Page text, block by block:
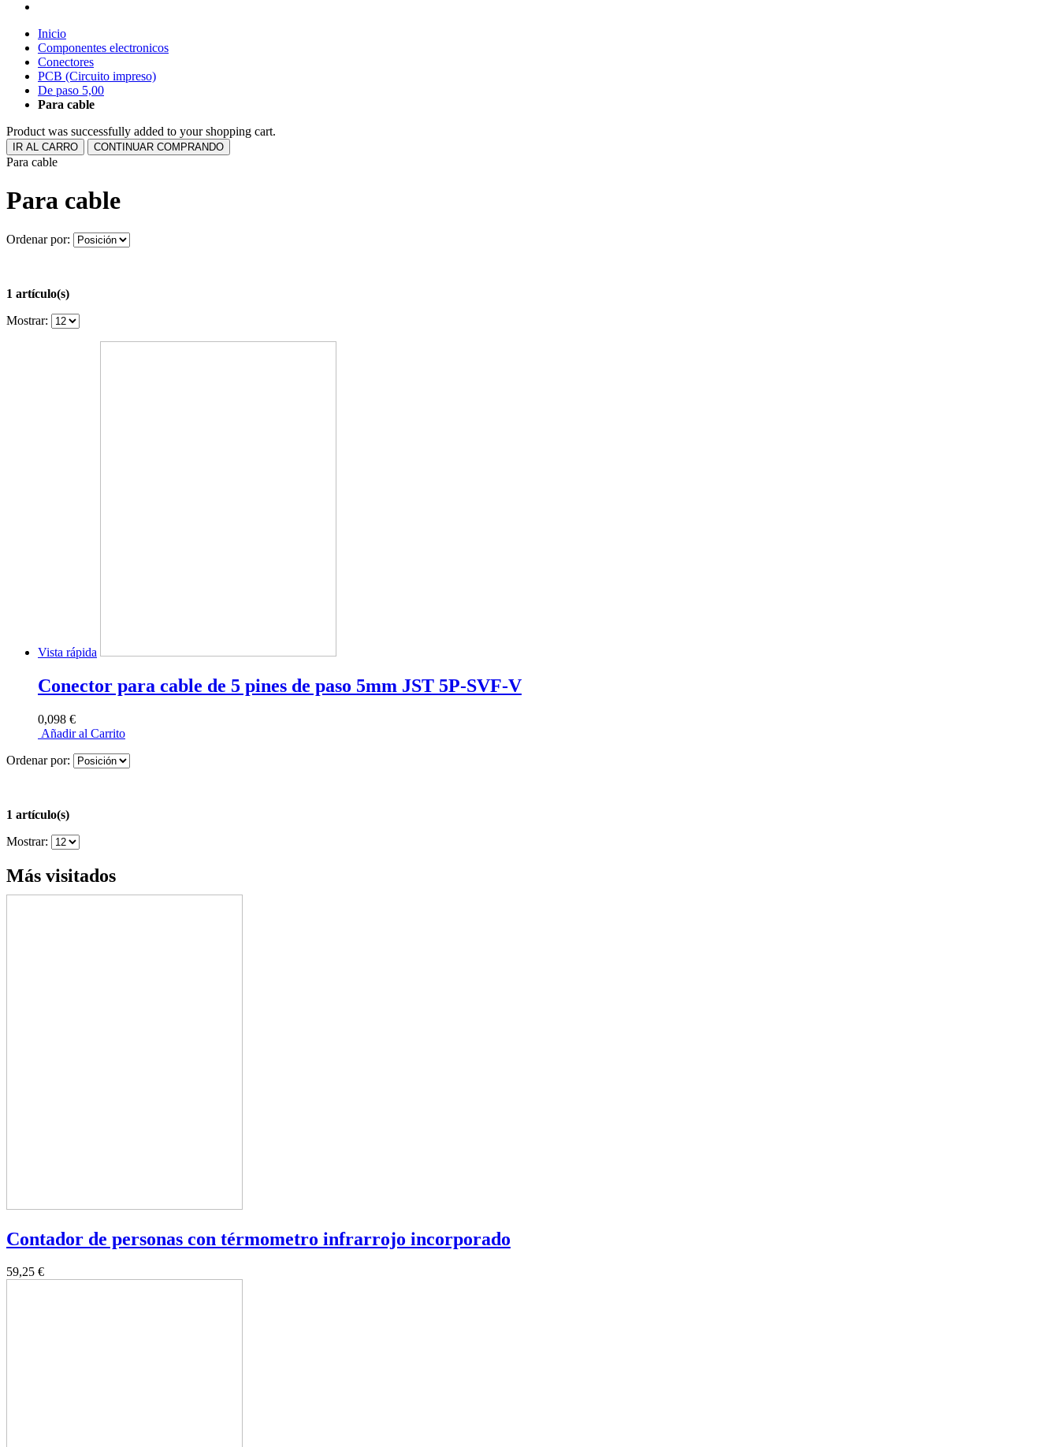
Inicio
Componentes electronicos
Conectores
PCB (Circuito impreso)
De paso 5,00
Para cable
Product was successfully added to your shopping cart.
IR AL CARRO CONTINUAR COMPRANDO
Para cable
Para cable
Ordenar por:
1 artículo(s)
Mostrar:
Vista rápida
Conector para cable de 5 pines de paso 5mm JST 5P-SVF-V
0,098 €
Añadir al Carrito
Ordenar por:
1 artículo(s)
Mostrar:
Más visitados
Contador de personas con térmometro infrarrojo incorporado
59,25 €